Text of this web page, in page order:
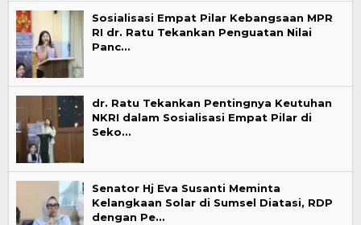
Sosialisasi Empat Pilar Kebangsaan MPR
RI dr. Ratu Tekankan Penguatan Nilai
Panc…
dr. Ratu Tekankan Pentingnya Keutuhan
NKRI dalam Sosialisasi Empat Pilar di
Seko…
Senator Hj Eva Susanti Meminta
Kelangkaan Solar di Sumsel Diatasi, RDP
dengan Pe…